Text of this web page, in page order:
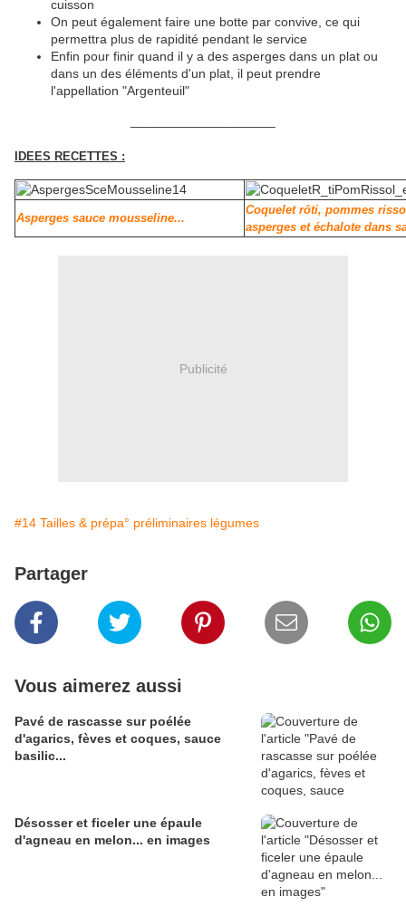
cuisson
On peut également faire une botte par convive, ce qui
permettra plus de rapidité pendant le service
Enfin pour finir quand il y a des asperges dans un plat ou
dans un des éléments d'un plat, il peut prendre
l'appellation "Argenteuil"
IDEES RECETTES :
Asperges sauce mousseline...
Coquelet rôti, pommes
asperges et échalote dans
Publicité
#14 Tailles & prépa° préliminaires légumes
Partager
Vous aimerez aussi
Pavé de rascasse sur poélée
d'agarics, fèves et coques, sauce
basilic...
Désosser et ficeler une épaule
d'agneau en melon... en images